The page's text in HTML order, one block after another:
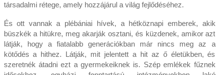
társadalmi rétege, amely hozzájárul a világ fejlődéséhez.
És ott vannak a plébániai hívek, a hétköznapi emberek, akik
büszkék a hitükre, meg akarják osztani, és küzdenek, amikor azt
látják, hogy a fiatalabb generációkban már nincs meg az a
kötődés a hithez. Látják, mit jelentett a hit az ő életükben, és
szeretnék átadni ezt a gyermekeiknek is. Szép emlékek fűznek